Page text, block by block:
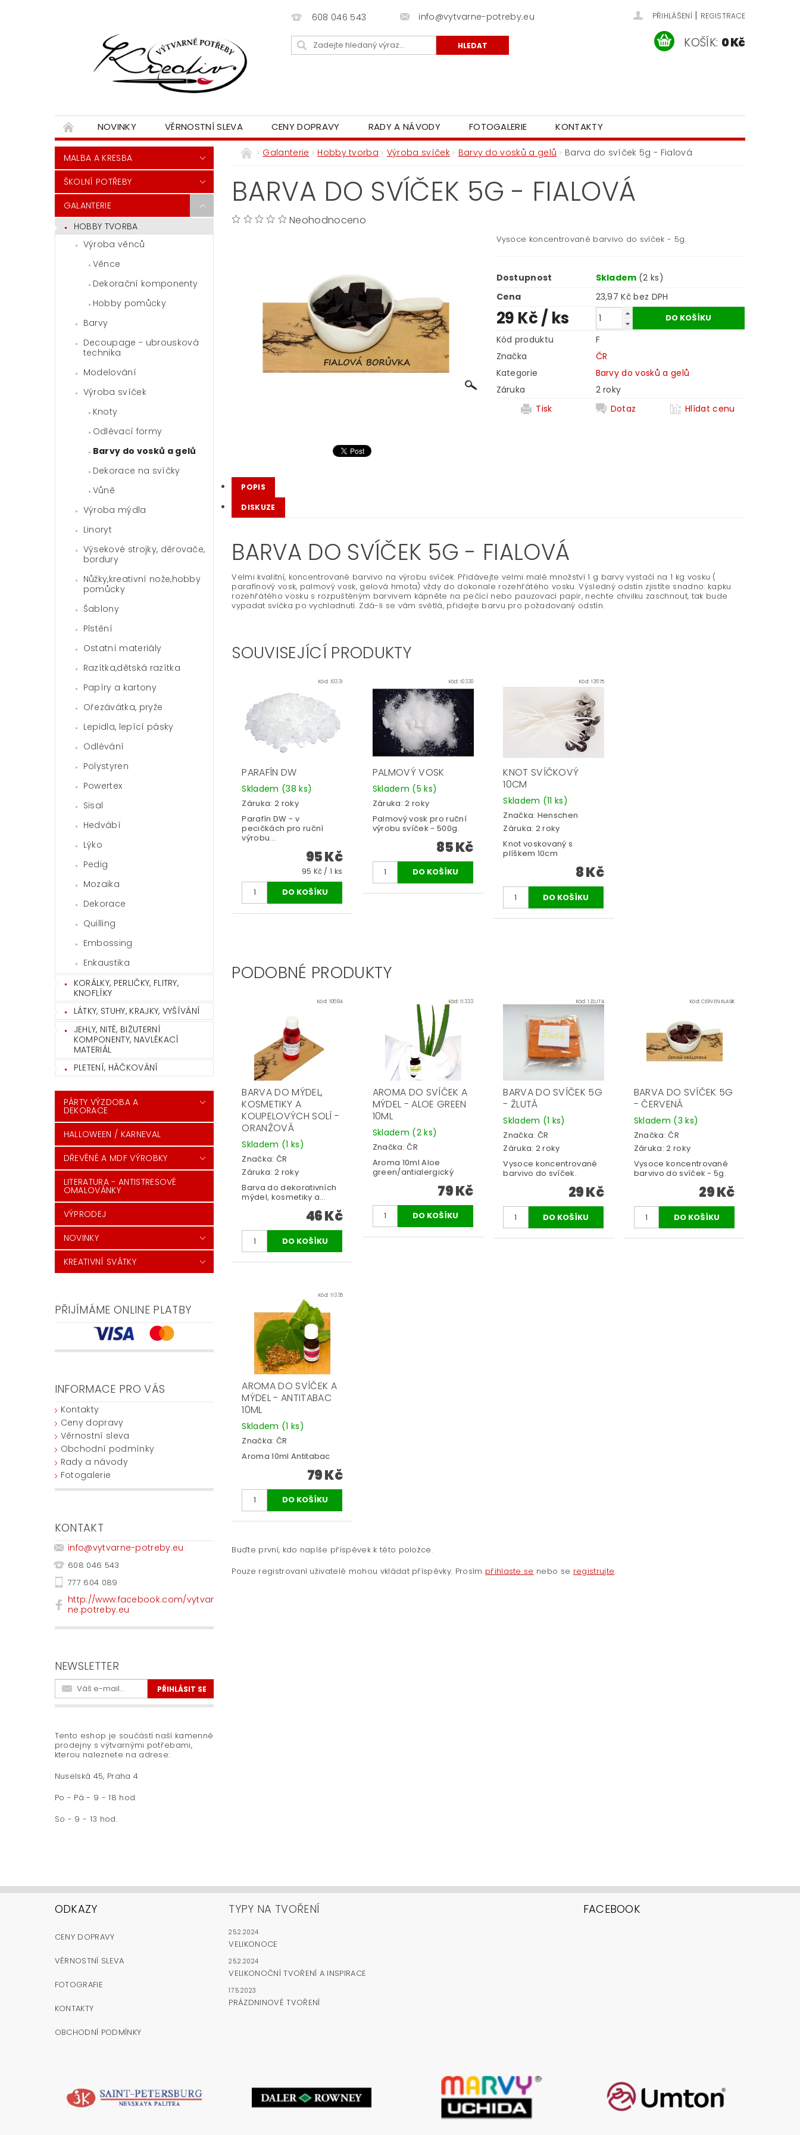
608 046 543 info@vytvarne-potreby.eu PŘIHLÁŠENÍ | REGISTRACE
KOŠÍK: 0 Kč
NOVINKY VĚRNOSTNÍ SLEVA CENY DOPRAVY RADY A NÁVODY FOTOGALERIE KONTAKTY
MALBA A KRESBA
ŠKOLNÍ POTŘEBY
GALANTERIE
HOBBY TVORBA
Výroba věnců
Věnce
Dekorační komponenty
Hobby pomůcky
Barvy
Decoupage - ubrousková
technika
Modelování
Výroba svíček
Knoty
Odlévací formy
Barvy do vosků a gelů
Dekorace na svíčky
Vůně
Výroba mýdla
Linoryt
Výsekové strojky, děrovače,
bordury
Nůžky,kreativní nože,hobby
pomůcky
Šablony
Plstění
Ostatní materiály
Razítka,dětská razítka
Papíry a kartony
Ořezávátka, pryže
Lepidla, lepící pásky
Odlévání
Polystyren
Powertex
Sisal
Hedvábí
Lýko
Pedig
Mozaika
Dekorace
Quilling
Embossing
Enkaustika
KORÁLKY, PERLIČKY, FLITRY,
KNOFLÍKY
LÁTKY, STUHY, KRAJKY, VYŠÍVÁNÍ
JEHLY, NITĚ, BIŽUTERNÍ
KOMPONENTY, NAVLÉKACÍ
MATERIÁL
PLETENÍ, HÁČKOVÁNÍ
PÁRTY VÝZDOBA A
DEKORACE
HALLOWEEN / KARNEVAL
DŘEVĚNÉ A MDF VÝROBKY
LITERATURA - ANTISTRESOVÉ
OMALOVÁNKY
VÝPRODEJ
NOVINKY
KREATIVNÍ SVÁTKY
PŘIJÍMÁME ONLINE PLATBY
INFORMACE PRO VÁS
Kontakty
Ceny dopravy
Věrnostní sleva
Obchodní podmínky
Rady a návody
Fotogalerie
KONTAKT
info@vytvarne-potreby.eu
608 046 543
777 604 089
http://www.facebook.com/vytvar
ne.potreby.eu
NEWSLETTER
Tento eshop je součástí naší kamenné
prodejny s výtvarnými potřebami,
kterou naleznete na adrese:
Nuselská 45, Praha 4
Po - Pá - 9 - 18 hod.
So - 9 - 13 hod.
Galanterie Hobby tvorba Výroba svíček Barvy do vosků a gelů Barva do svíček 5g - Fialová
BARVA DO SVÍČEK 5G - FIALOVÁ
Neohodnoceno
Vysoce koncentrované barvivo do svíček - 5g.
Dostupnost Skladem (2 ks)
Cena
23,97 Kč bez DPH
29 Kč/ ks
Kód produktu
F
Značka
ČR
Kategorie
Barvy do vosků a gelů
Záruka
2 roky
Tisk
Dotaz Hlídat cenu
POPIS
DISKUZE
BARVA DO SVÍČEK 5G - FIALOVÁ
Velmi kvalitní, koncentrované barvivo na výrobu svíček. Přidávejte velmi malé množství 1 g barvy vystačí na 1 kg vosku (
parafínový vosk, palmový vosk, gelová hmota) vždy do dokonale rozehřátého vosku. Výsledný odstín zjistíte snadno: kapku
rozehřátého vosku s rozpuštěným barvivem kápněte na pečící nebo pauzovací papír, nechte chvilku zaschnout, tak bude
vypadat svíčka po vychladnutí. Zdá-li se vám světlá, přidejte barvu pro požadovaný odstín.
SOUVISEJÍCÍ PRODUKTY
Kód: 10331
PARAFÍN DW
Skladem (38 ks)
Záruka: 2 roky
Parafín DW - v
pecičkách pro ruční
výrobu...
95 Kč
95 Kč / 1 ks
Kód:10330
PALMOVÝ VOSK
Skladem (5 ks)
Záruka: 2 roky
Palmový vosk pro ruční
výrobu svíček - 500g.
85 Kč
Kód: 13675
KNOT SVÍČKOVÝ
10CM
Skladem (11 ks)
Značka: Henschen
Záruka: 2 roky
Knot voskovaný s
plíškem 10cm
8 Kč
PODOBNÉ PRODUKTY
Kód: 10684
BARVA DO MÝDEL,
KOSMETIKY A
KOUPELOVÝCH SOLÍ -
ORANŽOVÁ
Skladem (1 ks)
Značka: ČR
Záruka: 2 roky
Barva do dekorativních
mýdel, kosmetiky a...
46 Kč
Kód:11333
AROMA DO SVÍČEK A
MÝDEL - ALOE GREEN
10ML
Skladem (2 ks)
Značka:ČR
Aroma 10ml Aloe
green/antialergický
79 Kč
Kód:1ZLUTA
BARVA DO SVÍČEK 5G
- ŽLUTÁ
Skladem (1 ks)
Značka: ČR
Záruka: 2 roky
Vysoce koncentrované
barvivo do svíček.
29 Kč
Kód:CERVEN KLASIK
BARVA DO SVÍČEK 5G
- ČERVENÁ
Skladem (3 ks)
Značka:ČR
Záruka: 2 roky
Vysoce koncentrované
barvivo do svíček - 5g.
29 Kč
Kód: 11335
AROMA DO SVÍČEK A
MÝDEL - ANTITABAC
10ML
Skladem (1 ks)
Značka: ČR
Aroma 10ml Antitabac
79 Kč
Buďte první, kdo napíše příspěvek k této položce.
Pouze registrovaní uživatelé mohou vkládat příspěvky. Prosím přihlaste se nebo se registrujte.
ODKAZY
CENY DOPRAVY
VĚRNOSTNÍ SLEVA
FOTOGRAFIE
KONTAKTY
OBCHODNÍ PODMÍNKY
TYPY NA TVOŘENÍ
25.2.2024
VELIKONOCE
25.2.2024
VELIKONOČNÍ TVOŘENÍ A INSPIRACE
17.5.2023
PRÁZDNINOVÉ TVOŘENÍ
FACEBOOK